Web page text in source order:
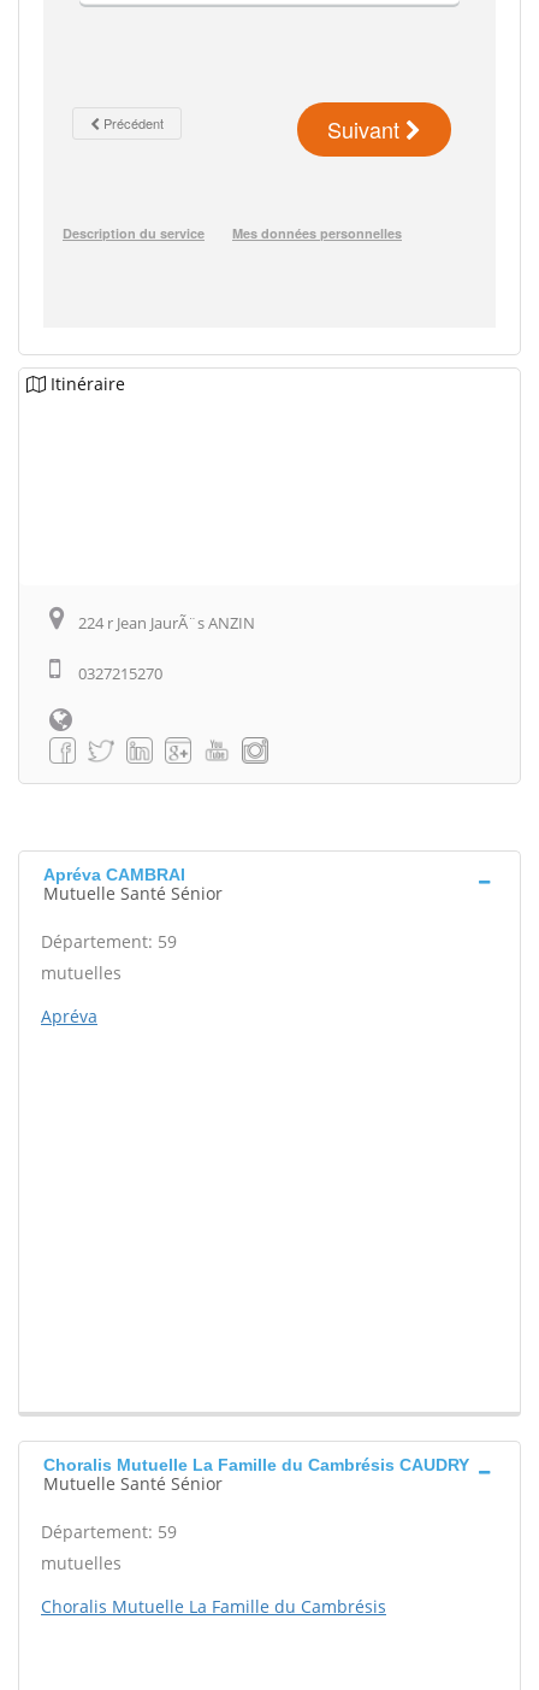
Itinéraire
224 r Jean JaurÃ¨s ANZIN
0327215270
Apréva CAMBRAI
Mutuelle Santé Sénior
Département: 59
mutuelles
Apréva
Choralis Mutuelle La Famille du Cambrésis CAUDRY
Mutuelle Santé Sénior
Département: 59
mutuelles
Choralis Mutuelle La Famille du Cambrésis